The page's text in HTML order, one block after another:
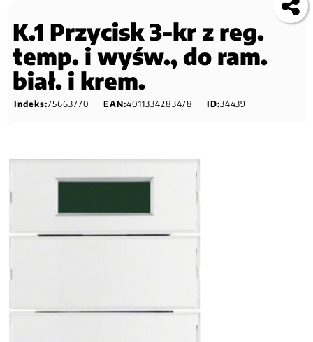
K.1 Przycisk 3-kr z reg.
temp. i wyśw., do ram.
biał. i krem.
Indeks:75663770 EAN:4011334283478 ID:34439